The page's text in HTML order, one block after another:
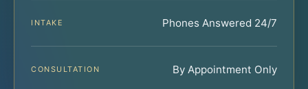
INTAKE Phones Answered 24/7
CONSULTATION By Appointment Only